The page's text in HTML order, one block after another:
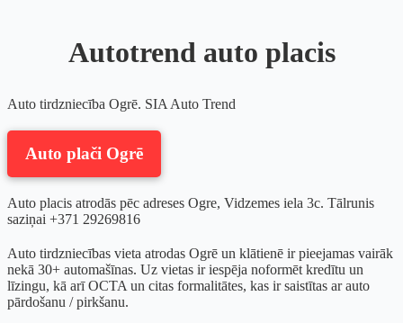
Autotrend auto placis
Auto tirdzniecība Ogrē. SIA Auto Trend
Auto plači Ogrē
Auto placis atrodās pēc adreses Ogre, Vidzemes iela 3c. Tālrunis
saziņai +371 29269816
Auto tirdzniecības vieta atrodas Ogrē un klātienē ir pieejamas vairāk
nekā 30+ automašīnas. Uz vietas ir iespēja noformēt kredītu un
līzingu, kā arī OCTA un citas formalitātes, kas ir saistītas ar auto
pārdošanu / pirkšanu.